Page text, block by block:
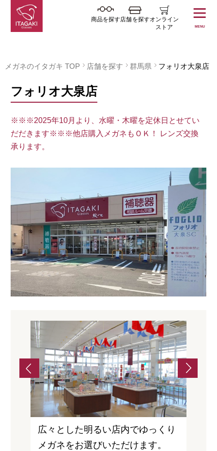
商品を探す店舗を探すオンライン
ストア
MENU
メガネのイタガキ TOP 店舗を探す 群馬県 フォリオ大泉店
フォリオ大泉店
※※※2025年10月より、水曜・木曜を定休日とせてい
だだきます※※※他店購入メガネもＯＫ！ レンズ交換
承ります。
広々とした明るい店内でゆっくり
メガネをお選びいただけます。